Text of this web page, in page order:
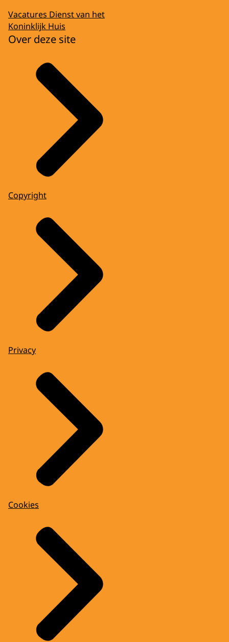
Vacatures Dienst van het
Koninklijk Huis
Over deze site
Copyright
Privacy
Cookies